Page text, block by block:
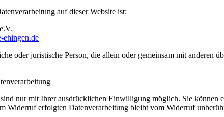
auf dieser Website ist:
ehingen.de
oder juristische Person, die allein oder gemeinsam mit
nur mit Ihrer ausdrücklichen Einwilligung möglich. Sie
Widerruf erfolgten Datenverarbeitung bleibt vom Widerruf